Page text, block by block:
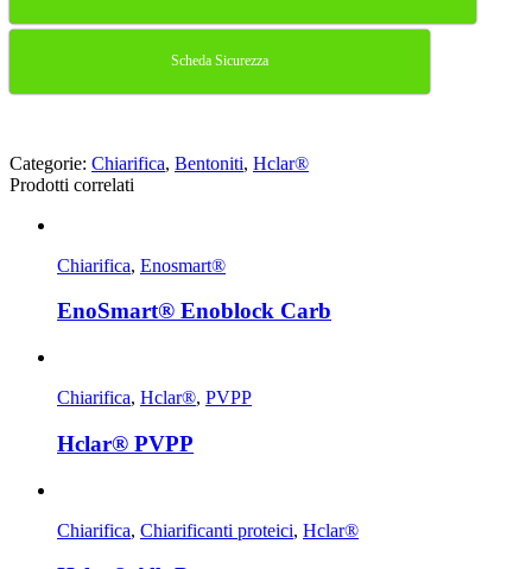
Scheda Sicurezza
Categorie: Chiarifica, Bentoniti, Hclar®
Prodotti correlati
Chiarifica, Enosmart®
EnoSmart® Enoblock Carb
Chiarifica, Hclar®, PVPP
Hclar® PVPP
Chiarifica, Chiarificanti proteici, Hclar®